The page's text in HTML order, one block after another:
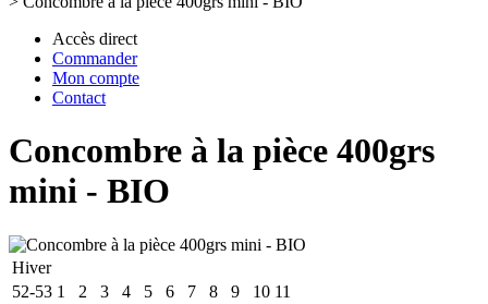
Accès direct
Commander
Mon compte
Contact
Concombre à la pièce 400grs
mini - BIO
Hiver
52-53 1 2 3 4 5 6 7 8 9 10 11